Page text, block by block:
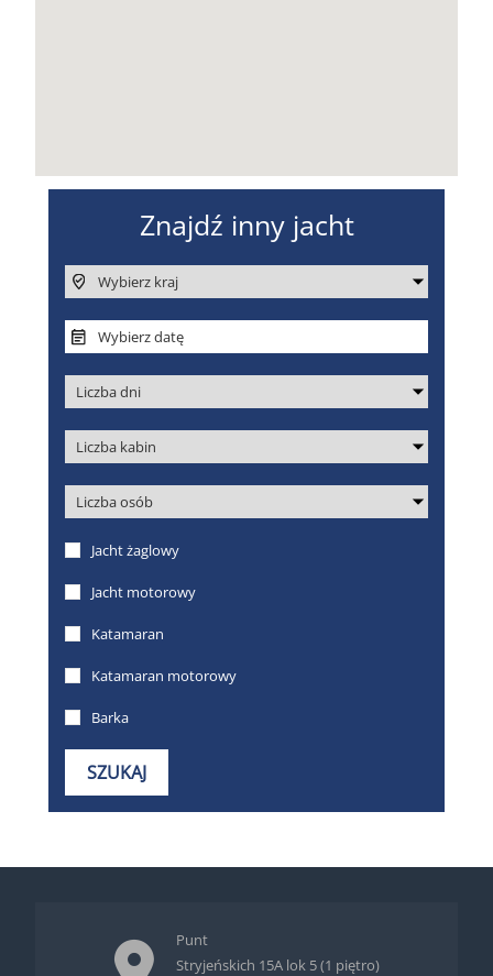
Punt
Stryjeńskich 15A lok 5 (1 piętro)